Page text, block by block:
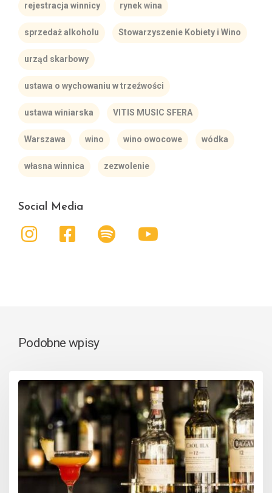
rejestracja winnicy rynek wina
sprzedaż alkoholu Stowarzyszenie Kobiety i Wino
urząd skarbowy
ustawa o wychowaniu w trzeźwości
ustawa winiarska VITIS MUSIC SFERA
Warszawa wino wino owocowe wódka
własna winnica zezwolenie
Social Media
Podobne wpisy